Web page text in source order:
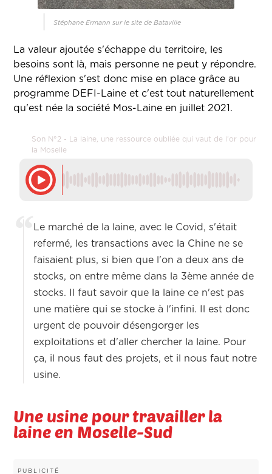
Stéphane Ermann sur le site de Bataville
La valeur ajoutée s'échappe du territoire, les
besoins sont là, mais personne ne peut y répondre.
Une réflexion s'est donc mise en place grâce au
programme DEFI-Laine et c'est tout naturellement
qu'est née la société Mos-Laine en juillet 2021.
Son N°2 - La laine, une ressource oubliée qui vaut de l'or pour
la Moselle
Le marché de la laine, avec le Covid, s'était
refermé, les transactions avec la Chine ne se
faisaient plus, si bien que l'on a deux ans de
stocks, on entre même dans la 3ème année de
stocks. Il faut savoir que la laine ce n'est pas
une matière qui se stocke à l'infini. Il est donc
urgent de pouvoir désengorger les
exploitations et d'aller chercher la laine. Pour
ça, il nous faut des projets, et il nous faut notre
usine.
Une usine pour travailler la
laine en Moselle-Sud